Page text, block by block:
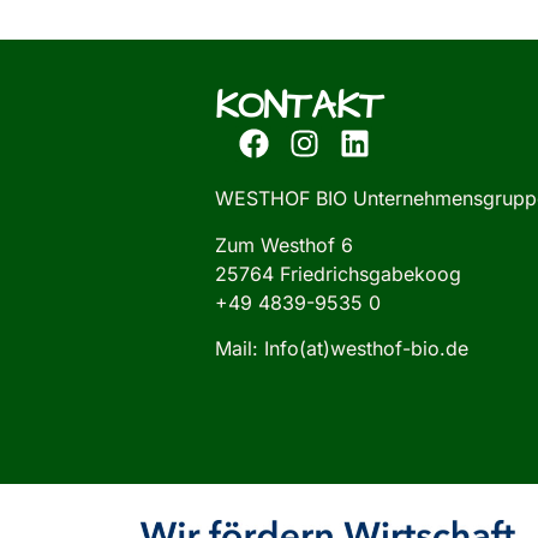
KONTAKT
WESTHOF BIO
Zum Westhof 6
25764 Friedrichsgabekoog
+49 4839-9535 0
Mail: Info(at)westhof-bio.de